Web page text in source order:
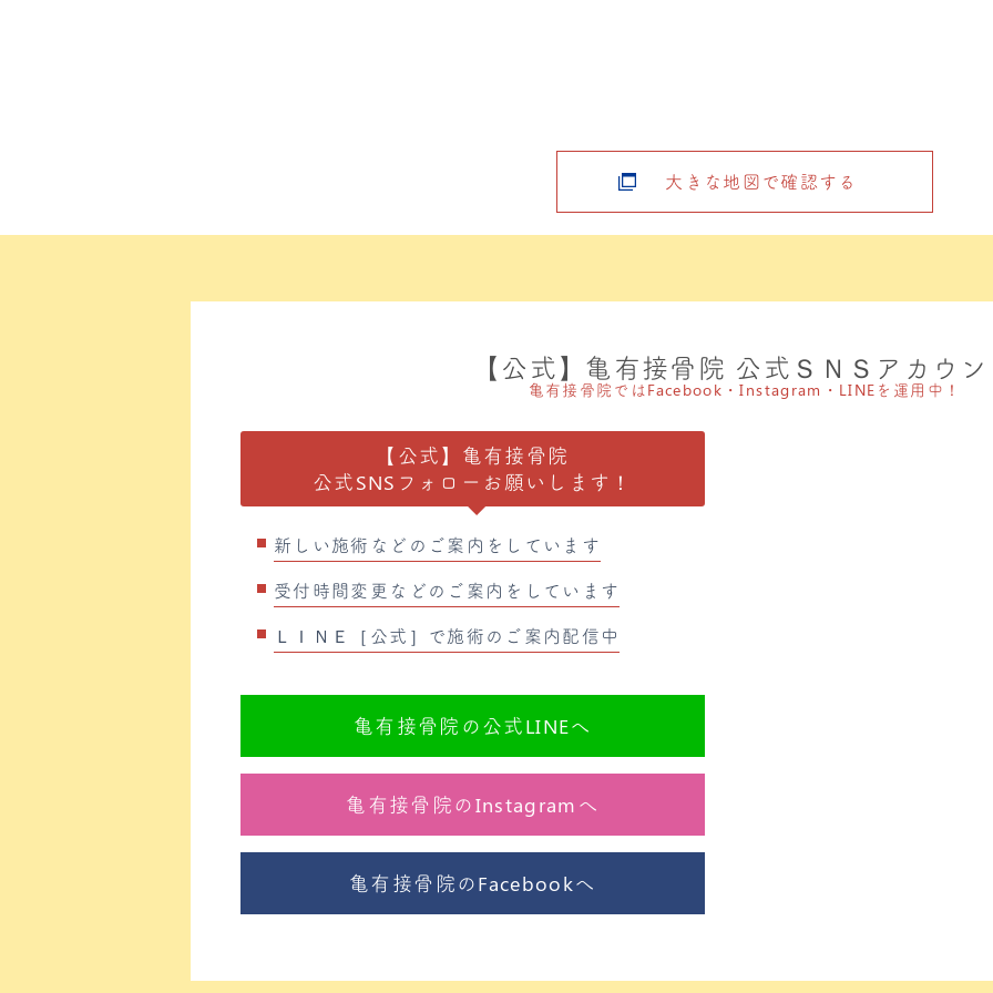
大きな地図で確認する
【公式】亀有接骨院 公式ＳＮＳアカウ
亀有接骨院ではFacebook・Instagram・LINEを運用中！
【公式】亀有接骨院
公式SNSフォローお願いします！
新しい施術などのご案内をしています
受付時間変更などのご案内をしています
ＬＩＮＥ［公式］で施術のご案内配信中
亀有接骨院の公式LINEへ
亀有接骨院のInstagramへ
亀有接骨院のFacebookへ